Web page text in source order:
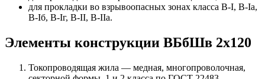
для прокладки во взрывоопасных зонах класса B-I, B-Iа,
B-Iб, B-Iг, В-II, В-IIа.
Элементы конструкции ВБбШв 2х120
Токопроводящая жила — медная, многопроволочная,